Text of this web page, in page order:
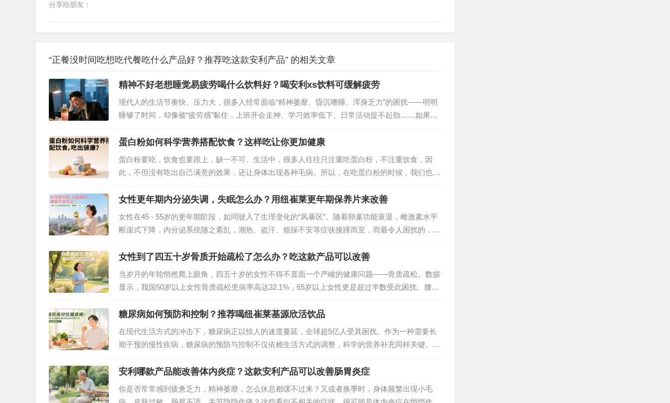
分享给朋友：
“正餐没时间吃想吃代餐吃什么产品好？推荐吃这款安利产品” 的相关文章
精神不好老想睡觉易疲劳喝什么饮料好？喝安利xs饮料可缓解疲劳
现代人的生活节奏快、压力大，很多人经常面临“精神萎靡、昏沉嗜睡、浑身乏力”的困扰——明明
睡够了时间，却像被“疲劳感”黏住，上班开会走神、学习效率低下、日常活动提不起劲……如果你
也被这些问题困扰，或许一罐安利 XS 饮料能成为你的“活力救星”，用科学配方帮身体击退疲劳，
重新找回清醒状态。…
蛋白粉如何科学营养搭配饮食？这样吃让你更加健康
蛋白粉要吃，饮食也要跟上，缺一不可。生活中，很多人往往只注重吃蛋白粉，不注重饮食，因
此，不但没有吃出自己满意的效果，还让身体出现各种毛病。所以，在吃蛋白粉的时候，我们也要
跟上饮食，这样才能让你吃出健康。…
女性更年期内分泌失调，失眠怎么办？用纽崔莱更年期保养片来改善
女性在45 - 55岁的更年期阶段，如同驶入了生理变化的“风暴区”。随着卵巢功能衰退，雌激素水平
断崖式下降，内分泌系统随之紊乱，潮热、盗汗、烦躁不安等症状接踵而至，而最令人困扰的，莫
过于长期失眠带来的身心疲惫。当这些问题严重影响生活质量时，别让自己独自承受——纽崔莱更
年期保养片，以科学配方与天然营养…
女性到了四五十岁骨质开始疏松了怎么办？吃这款产品可以改善
当岁月的年轮悄然爬上眼角，四五十岁的女性不得不直面一个严峻的健康问题——骨质疏松。数据
显示，我国50岁以上女性骨质疏松患病率高达32.1%，65岁以上女性更是超过半数受此困扰。腰酸
背痛、身高变矮、轻微碰撞就骨折……这些症状不仅严重影响生活质量，更像一颗“健康炸弹”，随
时威胁着女性的晚年幸福。不过别担…
糖尿病如何预防和控制？推荐喝纽崔莱基源欣活饮品
在现代生活方式的冲击下，糖尿病正以惊人的速度蔓延，全球超5亿人受其困扰。作为一种需要长
期干预的慢性疾病，糖尿病的预防与控制不仅依赖生活方式的调整，科学的营养补充同样关键。纽
崔莱基源欣活饮品凭借其独特的配方设计，为糖尿病管理提供了新的解决方案，成为健康防线中的
重要一环。…
安利哪款产品能改善体内炎症？这款安利产品可以改善肠胃炎症
你是否常常感到疲惫乏力，精神萎靡，怎么休息都缓不过来？又或者换季时，身体频繁出现小毛